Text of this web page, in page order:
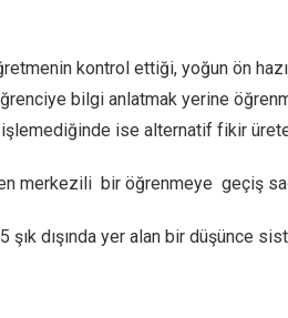
kontrol ettiği, yoğun ön
bilgi anlatmak yerine
ise alternatif fikir
merkezili bir öğrenmeye geçiş
dışında yer alan bir düşünce